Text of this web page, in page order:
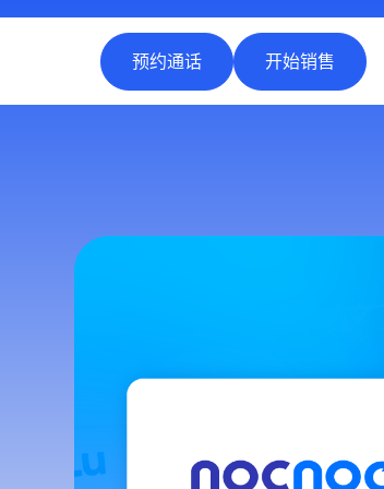
预约通话 开始销售